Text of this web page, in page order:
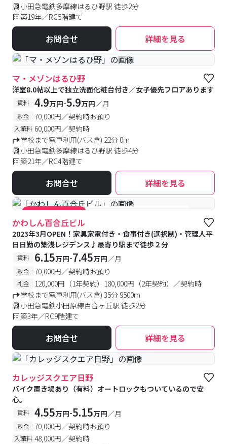
小田急電鉄多摩線はるひ野駅 徒歩2分
築19年／RC5階建て
お問合せ 詳細を見る
マ・メゾンはるひ野
洋室8.0帖以上で独立洗面化粧台付き／女子優先フロアあります
賃料 4.9万円-5.9万円／月
敷金 70,000円／契約時お預り
入館料 60,000円／契約時
学校まで電車利用(バス含) 22分 0m
小田急電鉄多摩線はるひ野駅 徒歩4分
築21年／RC4階建て
お問合せ 詳細を見る
#キャンペーン実施中 #食事付き #女性専用フロアあり
かわしん百合丘ビル
2023年3月OPEN！家具家電付き・食事付き(選択制)・管理人平
日日勤の築浅レジデンス♪最寄り駅まで徒歩２分
賃料 6.15万円-7.45万円／月
敷金 70,000円／契約時お預り
礼金
120,000円（1年契約）180,000円（2年契約）／契約時
学校まで電車利用(バス含) 35分 9500m
小田急電鉄小田原線百合ヶ丘駅 徒歩2分
築3年／RC9階建て
お問合せ 詳細を見る
カレッジスクエア日野
バイク置き場あり（有料）オートロックもついているので安
心。
賃料 4.55万円-5.15万円／月
敷金 70,000円／契約時お預り
入館料 48,000円／契約時